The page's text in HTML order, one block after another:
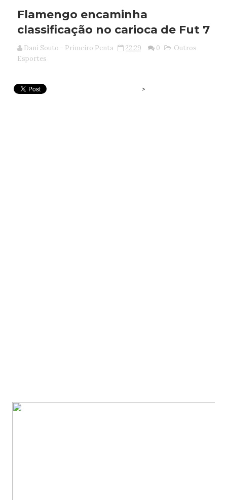
Flamengo encaminha
classificação no carioca de Fut 7
Dani Souto - Primeiro Penta 22:29 0
Outros
Esportes
>